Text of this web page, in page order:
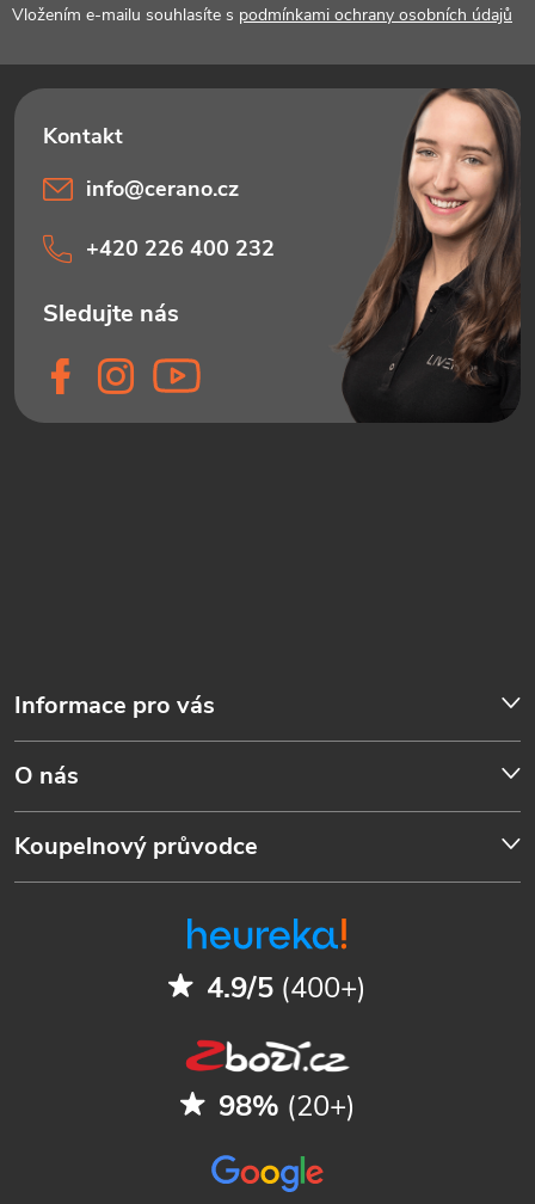
Vložením e-mailu souhlasíte s podmínkami ochrany osobních údajů
Informace pro vás
O nás
Koupelnový průvodce
info@cerano.cz
+420 226 400 232
4.9/5 (400+)
98% (20+)